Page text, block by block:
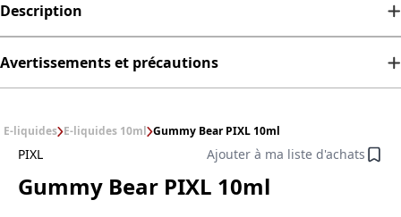
Description
Avertissements et précautions
E-liquides E-liquides 10ml Gummy Bear PIXL 10ml
PIXL Ajouter à ma liste d'achats
Gummy Bear PIXL 10ml